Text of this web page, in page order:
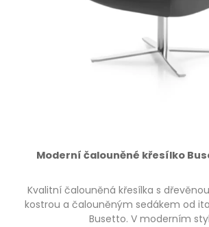
Moderní čalouněné křesílko
Kvalitní čalouněná křesílka s
kostrou a čalouněným sedákem od
Busetto. V moderním